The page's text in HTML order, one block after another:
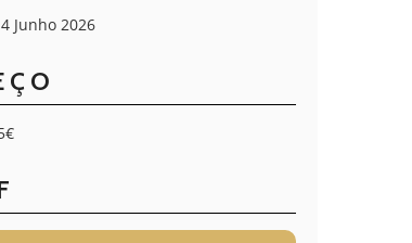
Junho 2026